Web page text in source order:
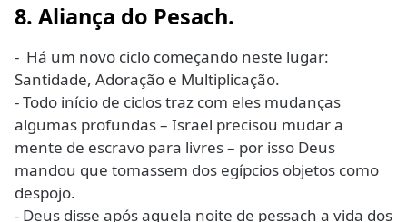
8. Aliança do Pesach.
- Há um novo ciclo começando neste lugar:
Santidade, Adoração e Multiplicação.
- Todo início de ciclos traz com eles mudanças
algumas profundas – Israel precisou mudar a
mente de escravo para livres – por isso Deus
mandou que tomassem dos egípcios objetos como
despojo.
- Deus disse após aquela noite de pessach a vida dos